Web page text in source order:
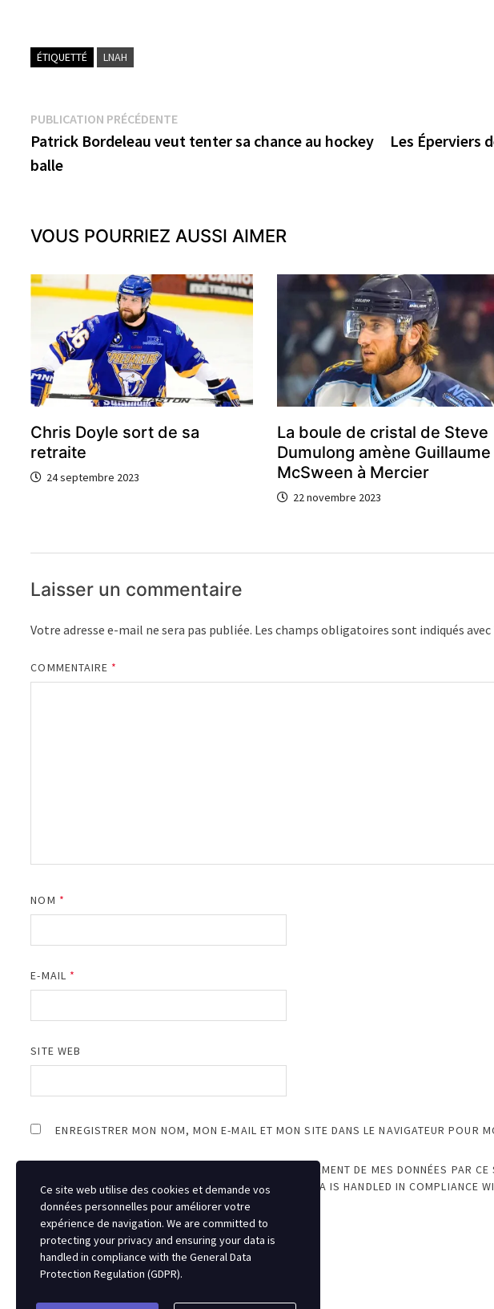
ÉTIQUETTÉ LNAH
Navigation
de
PUBLICATION PRÉCÉDENTEPublication
précédente :
Patrick Bordeleau veut tenter sa chance au hockey
balle
Les Éperviers
VOUS POURRIEZ AUSSI AIMER
Chris Doyle sort de sa
retraite
24 septembre 2023
La boule de cristal de Steve
Dumulong amène Guillaume
McSween à Mercier
22 novembre 2023
Laisser un commentaire
Votre adresse e-mail ne sera pas publiée. Les champs obligatoires sont indiqués avec
COMMENTAIRE *
NOM *
E-MAIL *
SITE WEB
ENREGISTRER MON NOM, MON E-MAIL ET MON SITE DANS LE NAVIGATEUR POUR
JE SUIS D’ACCORD AVEC LE STOCKAGE ET LE TRAITEMENT DE MES DONNÉES PAR
PROTECTING YOUR PRIVACY AND ENSURING YOUR DATA IS HANDLED IN COMPLIANCE
REGULATION (GDPR).*
Ce site web utilise des cookies et demande vos
données personnelles pour améliorer votre
expérience de navigation. We are committed to
protecting your privacy and ensuring your data is
handled in compliance with the General Data
Protection Regulation (GDPR).